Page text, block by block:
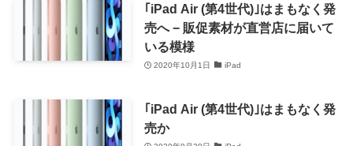
｢iPad Air (第4世代)｣はまもなく発
売へ − 販促素材が直営店に届いて
いる模様
2020年10月1日 iPad
｢iPad Air (第4世代)｣はまもなく発
売か